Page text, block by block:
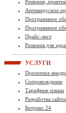
Решения,
Антивирусное
Программное
Программное
Прайс-лист
Решения для
УСЛУГИ
Проектное
Сопровождение
Тарифные планы
Разработка
Битрикс 24